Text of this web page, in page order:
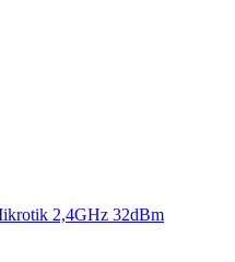
2,4GHz 32dBm